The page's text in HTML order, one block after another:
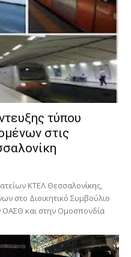
τύπου
στις
ΚΤΕΛ Θεσσαλονίκης,
στο Διοικητικό Συμβούλιο
και στην Ομοσπονδία